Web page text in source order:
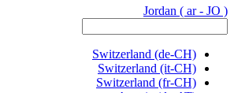
Jordan ( ar - JO )
Switzerland (de-CH)
Switzerland (it-CH)
Switzerland (fr-CH)